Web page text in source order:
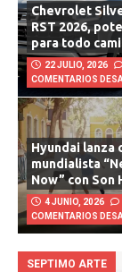
Chevrolet
RST 2026,
para todo
22 JULIO, 2026
COMENTARIOS
Hyundai lanza
mundialista
Now” con Son
4 JUNIO, 2026
COMENTARIOS
SEPTIMO ARTE